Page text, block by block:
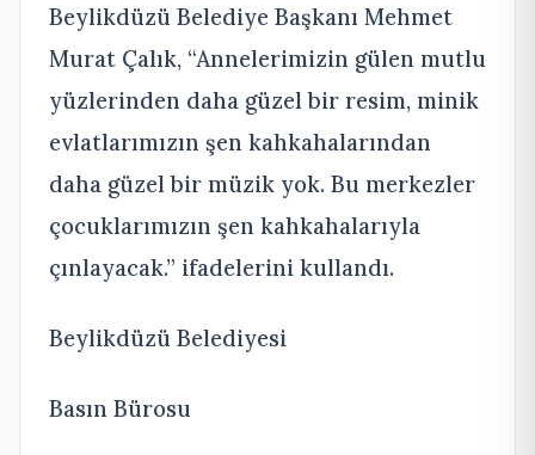
Beylikdüzü Belediye Başkanı Mehmet
Murat Çalık, “Annelerimizin gülen mutlu
yüzlerinden daha güzel bir resim, minik
evlatlarımızın şen kahkahalarından
daha güzel bir müzik yok. Bu merkezler
çocuklarımızın şen kahkahalarıyla
çınlayacak.” ifadelerini kullandı.
Beylikdüzü Belediyesi
Basın Bürosu